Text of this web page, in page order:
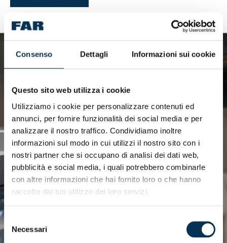
Consenso Dettagli Informazioni sui cookie
Questo sito web utilizza i cookie
Utilizziamo i cookie per personalizzare contenuti ed
annunci, per fornire funzionalità dei social media e per
analizzare il nostro traffico. Condividiamo inoltre
informazioni sul modo in cui utilizzi il nostro sito con i
nostri partner che si occupano di analisi dei dati web,
pubblicità e social media, i quali potrebbero combinarle
con altre informazioni che hai fornito loro o che hanno
raccolto dal tuo utilizzo dei loro servizi.
Selezione
delNecessari